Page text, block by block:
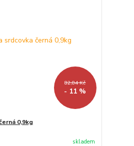
82,84 Kč
- 11 %
0,9kg
skladem